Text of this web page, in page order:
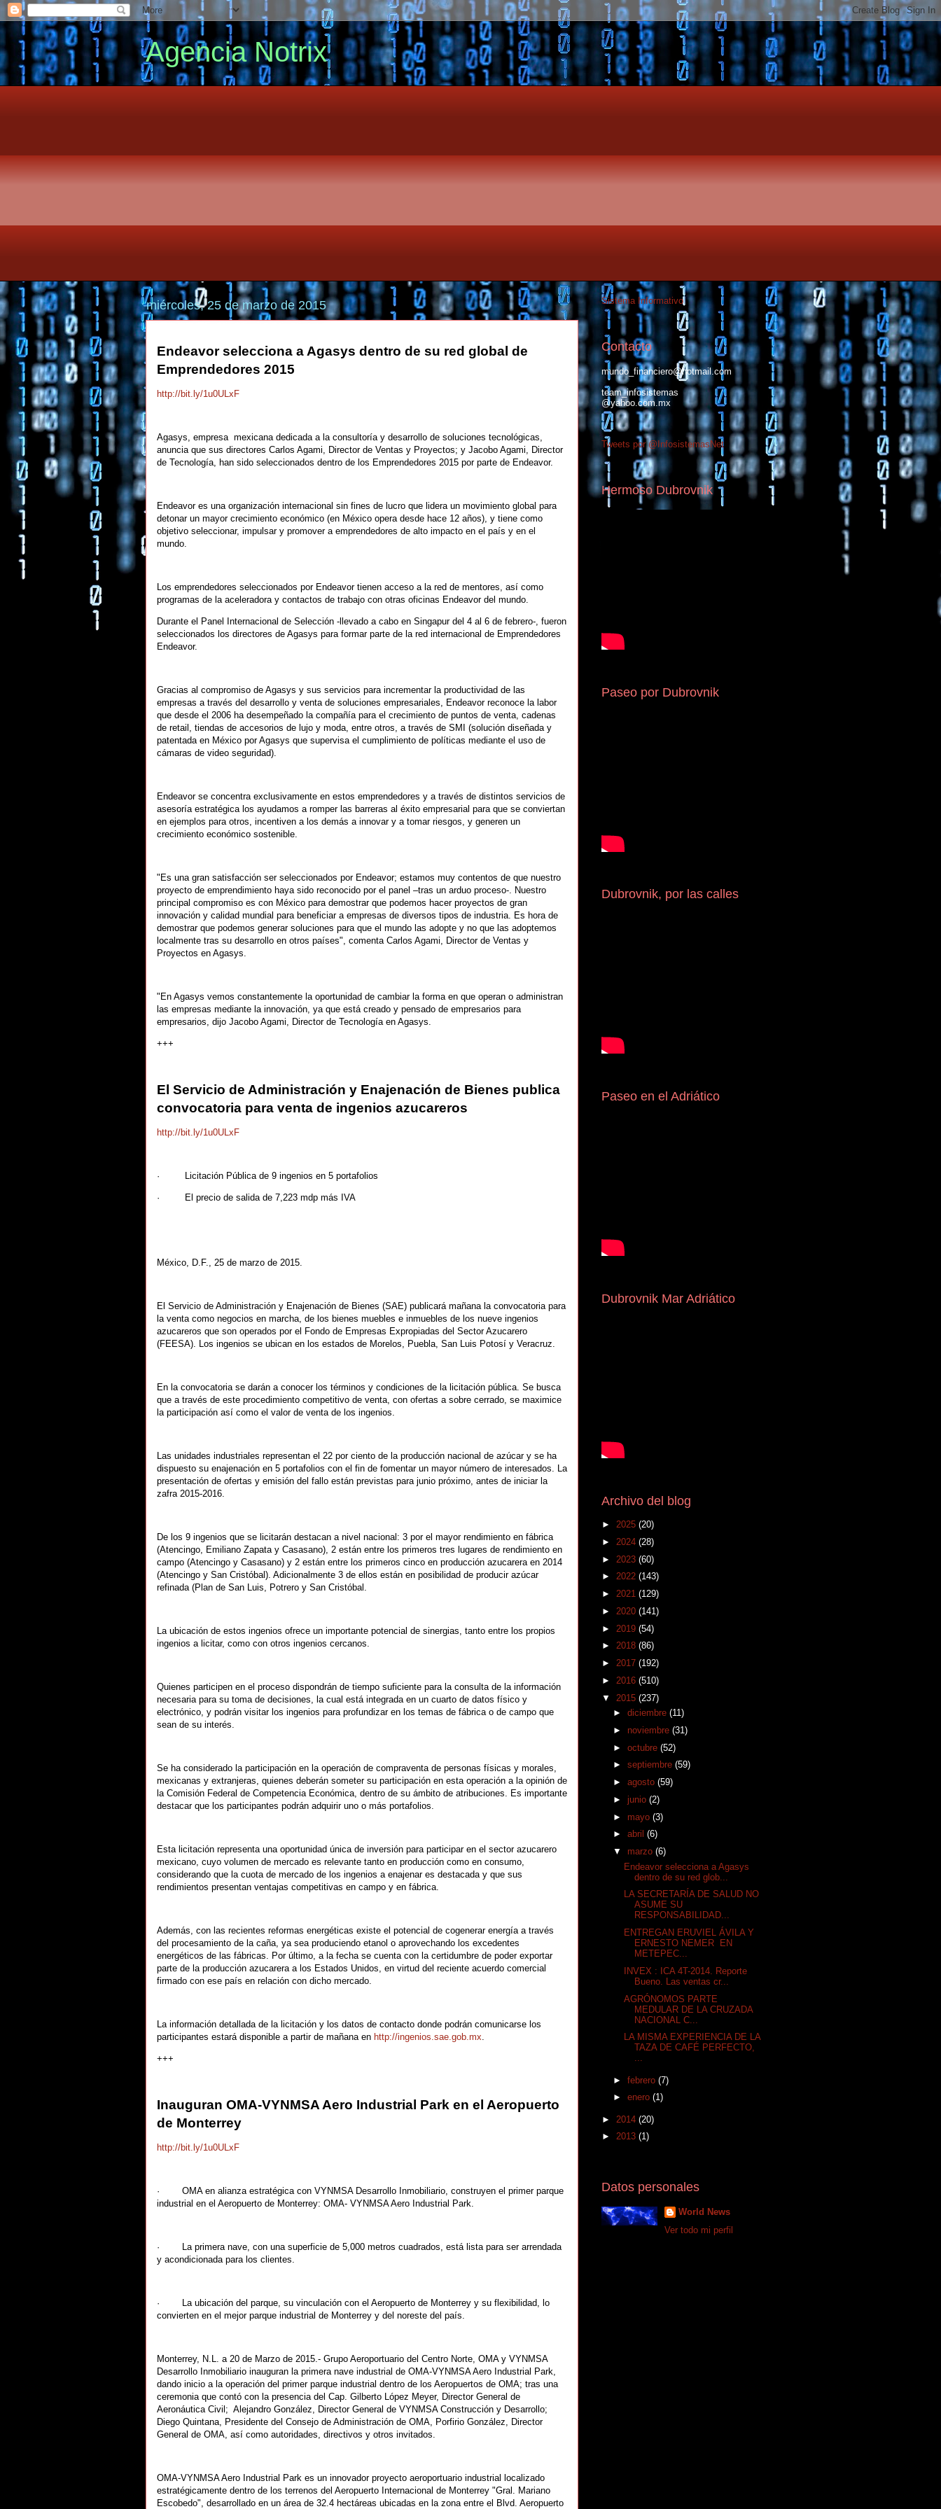
Agencia Notrix
miércoles, 25 de marzo de 2015
Endeavor selecciona a Agasys dentro de su red global de
Emprendedores 2015
http://bit.ly/1u0ULxF
Agasys, empresa mexicana dedicada a la consultoría y desarrollo de soluciones tecnológicas,
anuncia que sus directores Carlos Agami, Director de Ventas y Proyectos; y Jacobo Agami, Director
de Tecnología, han sido seleccionados dentro de los Emprendedores 2015 por parte de Endeavor.
Endeavor es una organización internacional sin fines de lucro que lidera un movimiento global para
detonar un mayor crecimiento económico (en México opera desde hace 12 años), y tiene como
objetivo seleccionar, impulsar y promover a emprendedores de alto impacto en el país y en el
mundo.
Los emprendedores seleccionados por Endeavor tienen acceso a la red de mentores, así como
programas de la aceleradora y contactos de trabajo con otras oficinas Endeavor del mundo.
Durante el Panel Internacional de Selección -llevado a cabo en Singapur del 4 al 6 de febrero-, fueron
seleccionados los directores de Agasys para formar parte de la red internacional de Emprendedores
Endeavor.
Gracias al compromiso de Agasys y sus servicios para incrementar la productividad de las
empresas a través del desarrollo y venta de soluciones empresariales, Endeavor reconoce la labor
que desde el 2006 ha desempeñado la compañía para el crecimiento de puntos de venta, cadenas
de retail, tiendas de accesorios de lujo y moda, entre otros, a través de SMI (solución diseñada y
patentada en México por Agasys que supervisa el cumplimiento de políticas mediante el uso de
cámaras de video seguridad).
Endeavor se concentra exclusivamente en estos emprendedores y a través de distintos servicios de
asesoría estratégica los ayudamos a romper las barreras al éxito empresarial para que se conviertan
en ejemplos para otros, incentiven a los demás a innovar y a tomar riesgos, y generen un
crecimiento económico sostenible.
"Es una gran satisfacción ser seleccionados por Endeavor; estamos muy contentos de que nuestro
proyecto de emprendimiento haya sido reconocido por el panel –tras un arduo proceso-. Nuestro
principal compromiso es con México para demostrar que podemos hacer proyectos de gran
innovación y calidad mundial para beneficiar a empresas de diversos tipos de industria. Es hora de
demostrar que podemos generar soluciones para que el mundo las adopte y no que las adoptemos
localmente tras su desarrollo en otros países", comenta Carlos Agami, Director de Ventas y
Proyectos en Agasys.
"En Agasys vemos constantemente la oportunidad de cambiar la forma en que operan o administran
las empresas mediante la innovación, ya que está creado y pensado de empresarios para
empresarios, dijo Jacobo Agami, Director de Tecnología en Agasys.
+++
El Servicio de Administración y Enajenación de Bienes publica
convocatoria para venta de ingenios azucareros
http://bit.ly/1u0ULxF
· Licitación Pública de 9 ingenios en 5 portafolios
· El precio de salida de 7,223 mdp más IVA
México, D.F., 25 de marzo de 2015.
El Servicio de Administración y Enajenación de Bienes (SAE) publicará mañana la convocatoria para
la venta como negocios en marcha, de los bienes muebles e inmuebles de los nueve ingenios
azucareros que son operados por el Fondo de Empresas Expropiadas del Sector Azucarero
(FEESA). Los ingenios se ubican en los estados de Morelos, Puebla, San Luis Potosí y Veracruz.
En la convocatoria se darán a conocer los términos y condiciones de la licitación pública. Se busca
que a través de este procedimiento competitivo de venta, con ofertas a sobre cerrado, se maximice
la participación así como el valor de venta de los ingenios.
Las unidades industriales representan el 22 por ciento de la producción nacional de azúcar y se ha
dispuesto su enajenación en 5 portafolios con el fin de fomentar un mayor número de interesados. La
presentación de ofertas y emisión del fallo están previstas para junio próximo, antes de iniciar la
zafra 2015-2016.
De los 9 ingenios que se licitarán destacan a nivel nacional: 3 por el mayor rendimiento en fábrica
(Atencingo, Emiliano Zapata y Casasano), 2 están entre los primeros tres lugares de rendimiento en
campo (Atencingo y Casasano) y 2 están entre los primeros cinco en producción azucarera en 2014
(Atencingo y San Cristóbal). Adicionalmente 3 de ellos están en posibilidad de producir azúcar
refinada (Plan de San Luis, Potrero y San Cristóbal.
La ubicación de estos ingenios ofrece un importante potencial de sinergias, tanto entre los propios
ingenios a licitar, como con otros ingenios cercanos.
Quienes participen en el proceso dispondrán de tiempo suficiente para la consulta de la información
necesaria para su toma de decisiones, la cual está integrada en un cuarto de datos físico y
electrónico, y podrán visitar los ingenios para profundizar en los temas de fábrica o de campo que
sean de su interés.
Se ha considerado la participación en la operación de compraventa de personas físicas y morales,
mexicanas y extranjeras, quienes deberán someter su participación en esta operación a la opinión de
la Comisión Federal de Competencia Económica, dentro de su ámbito de atribuciones. Es importante
destacar que los participantes podrán adquirir uno o más portafolios.
Esta licitación representa una oportunidad única de inversión para participar en el sector azucarero
mexicano, cuyo volumen de mercado es relevante tanto en producción como en consumo,
considerando que la cuota de mercado de los ingenios a enajenar es destacada y que sus
rendimientos presentan ventajas competitivas en campo y en fábrica.
Además, con las recientes reformas energéticas existe el potencial de cogenerar energía a través
del procesamiento de la caña, ya sea produciendo etanol o aprovechando los excedentes
energéticos de las fábricas. Por último, a la fecha se cuenta con la certidumbre de poder exportar
parte de la producción azucarera a los Estados Unidos, en virtud del reciente acuerdo comercial
firmado con ese país en relación con dicho mercado.
La información detallada de la licitación y los datos de contacto donde podrán comunicarse los
participantes estará disponible a partir de mañana en http://ingenios.sae.gob.mx.
+++
Inauguran OMA-VYNMSA Aero Industrial Park en el Aeropuerto
de Monterrey
http://bit.ly/1u0ULxF
· OMA en alianza estratégica con VYNMSA Desarrollo Inmobiliario, construyen el primer parque
industrial en el Aeropuerto de Monterrey: OMA- VYNMSA Aero Industrial Park.
· La primera nave, con una superficie de 5,000 metros cuadrados, está lista para ser arrendada
y acondicionada para los clientes.
· La ubicación del parque, su vinculación con el Aeropuerto de Monterrey y su flexibilidad, lo
convierten en el mejor parque industrial de Monterrey y del noreste del país.
Monterrey, N.L. a 20 de Marzo de 2015.- Grupo Aeroportuario del Centro Norte, OMA y VYNMSA
Desarrollo Inmobiliario inauguran la primera nave industrial de OMA-VYNMSA Aero Industrial Park,
dando inicio a la operación del primer parque industrial dentro de los Aeropuertos de OMA; tras una
ceremonia que contó con la presencia del Cap. Gilberto López Meyer, Director General de
Aeronáutica Civil; Alejandro González, Director General de VYNMSA Construcción y Desarrollo;
Diego Quintana, Presidente del Consejo de Administración de OMA, Porfirio González, Director
General de OMA, así como autoridades, directivos y otros invitados.
OMA-VYNMSA Aero Industrial Park es un innovador proyecto aeroportuario industrial localizado
estratégicamente dentro de los terrenos del Aeropuerto Internacional de Monterrey "Gral. Mariano
Escobedo", desarrollado en un área de 32.4 hectáreas ubicadas en la zona entre el Blvd. Aeropuerto
Sistema Informativo
Contacto
mundo_financiero@hotmail.com
team_infosistemas
@yahoo.com.mx
Tweets por @InfosistemasNet
Hermoso Dubrovnik
Paseo por Dubrovnik
Dubrovnik, por las calles
Paseo en el Adriático
Dubrovnik Mar Adriático
Archivo del blog
► 2025 (20)
► 2024 (28)
► 2023 (60)
► 2022 (143)
► 2021 (129)
► 2020 (141)
► 2019 (54)
► 2018 (86)
► 2017 (192)
► 2016 (510)
▼ 2015 (237)
► diciembre (11)
► noviembre (31)
► octubre (52)
► septiembre (59)
► agosto (59)
► junio (2)
► mayo (3)
► abril (6)
▼ marzo (6)
Endeavor selecciona a Agasys
dentro de su red glob...
LA SECRETARÍA DE SALUD NO
ASUME SU
RESPONSABILIDAD...
ENTREGAN ERUVIEL ÁVILA Y
ERNESTO NEMER EN
METEPEC...
INVEX : ICA 4T-2014. Reporte
Bueno. Las ventas cr...
AGRÓNOMOS PARTE
MEDULAR DE LA CRUZADA
NACIONAL C...
LA MISMA EXPERIENCIA DE LA
TAZA DE CAFÉ PERFECTO,
...
► febrero (7)
► enero (1)
► 2014 (20)
► 2013 (1)
Datos personales
World News
Ver todo mi perfil